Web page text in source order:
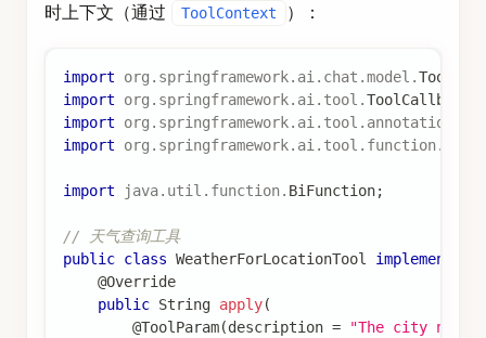
时上下文（通过
ToolContext ）：
import org . springframework. ai. chat .model .
import
org . springframework. ai. tool .ToolCallback
import
org . springframework. ai. tool . annotation
import
org . springframework. ai. tool . function.
import java. util . function. BiFunction;
// 天气查询工具
public class WeatherForLocationTool implements
@Override
public String apply(
@ToolParam(description = "The city name"